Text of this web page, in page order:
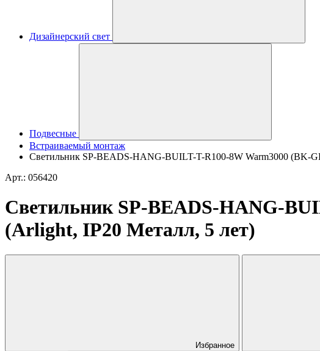
Дизайнерский свет
Подвесные
Встраиваемый монтаж
Светильник SP-BEADS-HANG-BUILT-T-R100-8W Warm3000 (BK-
Арт.: 056420
Светильник SP-BEADS-HANG-
(Arlight, IP20 Металл, 5 лет)
Избранное